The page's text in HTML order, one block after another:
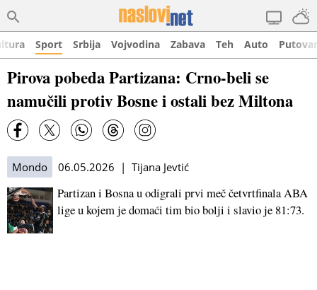
Sport Srbija Vojvodina Zabava Teh Auto
Pirova pobeda Partizana: Crno-beli se
namučili protiv Bosne i ostali bez Miltona
Mondo 06.05.2026 | Tijana Jevtić
Partizan i Bosna u odigrali prvi meč četvrtfinala ABA
lige u kojem je domaći tim bio bolji i slavio je 81:73.